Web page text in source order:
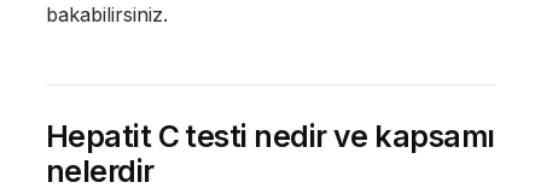
bakabilirsiniz.
Hepatit C testi nedir ve kapsamı
nelerdir